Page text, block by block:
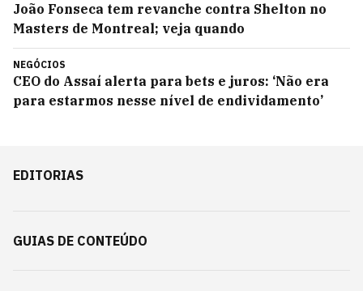
João Fonseca tem revanche contra Shelton no
Masters de Montreal; veja quando
NEGÓCIOS
CEO do Assaí alerta para bets e juros: ‘Não era
para estarmos nesse nível de endividamento’
EDITORIAS
GUIAS DE CONTEÚDO